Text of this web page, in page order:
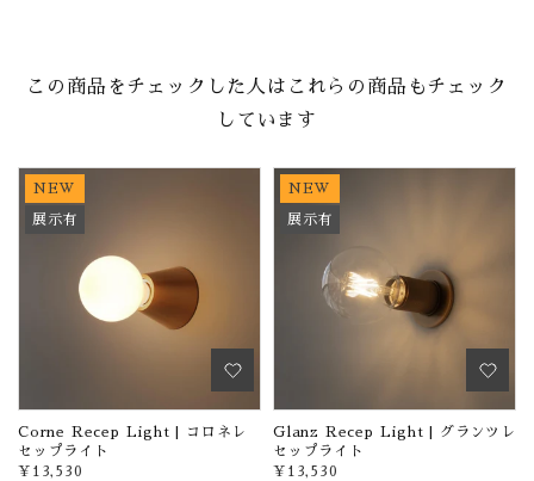
この商品をチェックした人はこれらの商品もチェック
しています
NEW
展示有
Corne Recep Light | コロネレ
セップライト
¥13,530
NEW
展示有
Glanz Recep Light | グランツレ
セップライト
¥13,530